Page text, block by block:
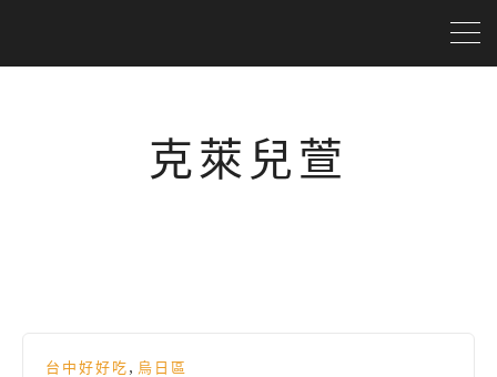
克萊兒萱
台中好好吃 , 烏日區